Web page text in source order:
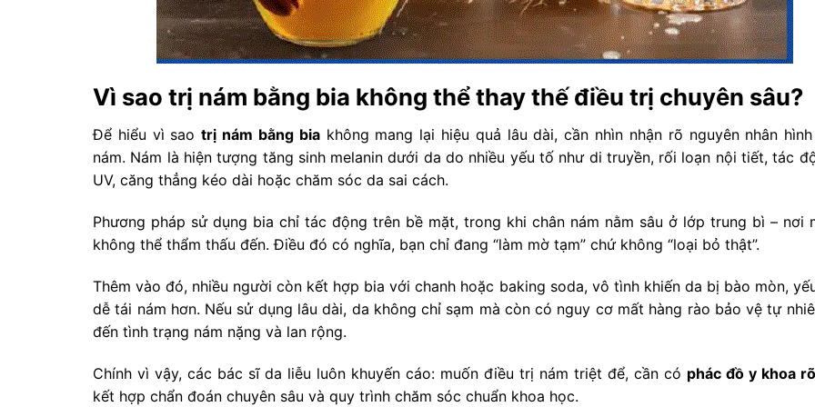
Vì sao trị nám bằng bia không thể thay thế điều trị chuyên sâu?
Để hiểu vì saotrị nám bằng biakhông mang lại hiệu quả lâu dài, cần nhìn nhận rõ nguyên nhân
nám. Nám là hiện tượng tăng sinh melanin dưới da do nhiều yếu tố như di truyền, rối loạn nội tiết, tác
UV, căng thẳng kéo dài hoặc chăm sóc da sai cách.
Phương pháp sử dụng bia chỉ tác động trên bề mặt, trong khi chân nám nằm sâu ở lớp trung bì – nơi
không thể thẩm thấu đến. Điều đó có nghĩa, bạn chỉ đang “làm mờ tạm” chứ không “loại bỏ thật”.
Thêm vào đó, nhiều người còn kết hợp bia với chanh hoặc baking soda, vô tình khiến da bị bào mòn,
dễ tái nám hơn. Nếu sử dụng lâu dài, da không chỉ sạm mà còn có nguy cơ mất hàng rào bảo vệ tự
đến tình trạng nám nặng và lan rộng.
Chính vì vậy, các bác sĩ da liễu luôn khuyến cáo: muốn điều trị nám triệt để, cần có phác đồ y khoa
kết hợp chẩn đoán chuyên sâu và quy trình chăm sóc chuẩn khoa học.